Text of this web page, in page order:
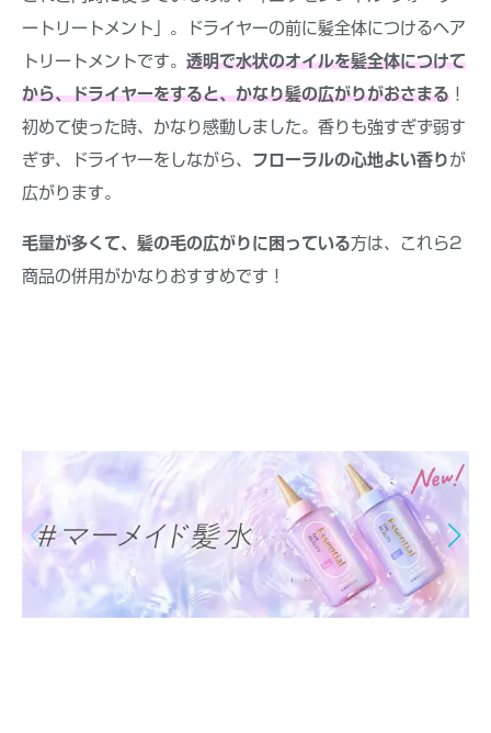
ートリートメント」。ドライヤーの前に髪全体につけるヘア
トリートメントです。 透明で水状のオイルを髪全体につけて
から、ドライヤーをすると、かなり髪の広がりがおさまる ！
初めて使った時、かなり感動しました。香りも強すぎず弱す
ぎず、ドライヤーをしながら、 フローラルの心地よい香り が
広がります。
毛量が多くて、髪の毛の広がりに困っている方は、これら2
商品の併用がかなりおすすめです！